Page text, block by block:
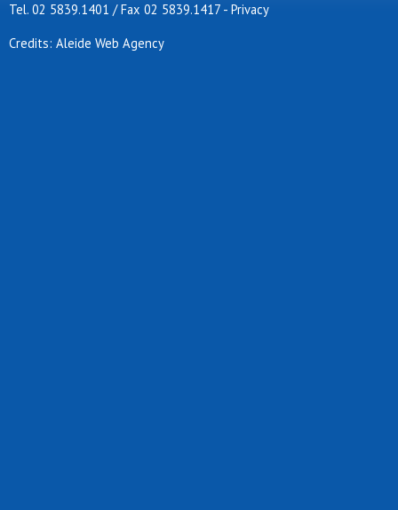
Tel. 02 5839.1401 / Fax 02 5839.1417 - Privacy
Credits: Aleide Web Agency